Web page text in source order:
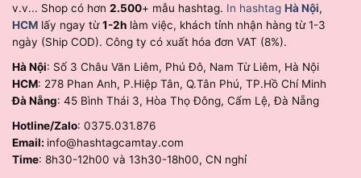
v.v... Shop có hơn 2.500+ mẫu hashtag. In hashtag Hà Nội,
HCM lấy ngay từ1-2h làm việc, khách tỉnh nhận hàng từ 1-3
ngày (Ship COD). Công ty có xuất hóa đơn VAT (8%).
Hà Nội: Số 3 Châu Văn Liêm, Phú Đô, Nam Từ Liêm, Hà Nội
HCM: 278 Phan Anh, P.Hiệp Tân, Q.Tân Phú, TP.Hồ Chí Minh
Đà Nẵng: 45 Bình Thái 3, Hòa Thọ Đông, Cẩm Lệ, Đà Nẵng
Hotline/Zalo: 0375.031.876
Email: info@hashtagcamtay.com
Time: 8h30-12h00 và 13h30-18h00, CN nghỉ